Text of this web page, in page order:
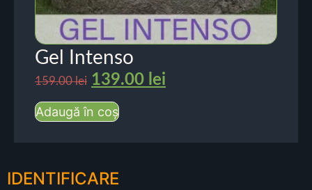
Gel Intenso
159.00lei 139.00 lei
Adaugă în coș
IDENTIFICARE